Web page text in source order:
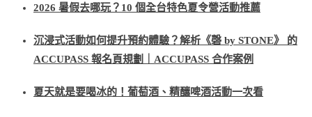
2026 暑假去哪玩？10 個全台特色夏令營活動推薦
沉浸式活動如何提升預約體驗？解析《磬 by STONE》 的
ACCUPASS 報名頁規劃｜ACCUPASS 合作案例
夏天就是要喝冰的！葡萄酒、精釀啤酒活動一次看